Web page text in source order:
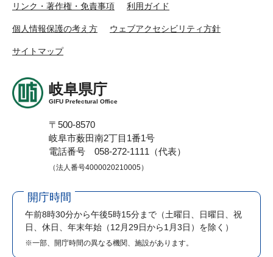
リンク・著作権・免責事項 利用ガイド
個人情報保護の考え方 ウェブアクセシビリティ方針
サイトマップ
岐阜県庁
GIFU Prefectural Office
〒500-8570
岐阜市薮田南2丁目1番1号
電話番号 058-272-1111（代表）
（法人番号4000020210005）
開庁時間
午前8時30分から午後5時15分まで （土曜日、日曜日、祝
日、休日、年末年始（12月29日から1月3日）を除く）
※一部、開庁時間の異なる機関、施設があります。